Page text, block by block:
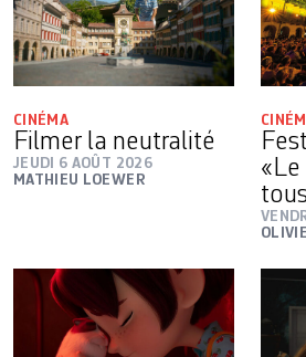
CINÉMA
Filmer la neutralité
JEUDI 6 AOÛT 2026
MATHIEU LOEWER